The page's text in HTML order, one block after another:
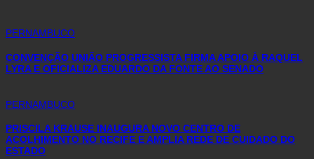
PERNAMBUCO
CONVENÇÃO UNIÃO PROGRESSISTA FIRMA APOIO À RAQUEL
LYRA E OFICIALIZA EDUARDO DA FONTE AO SENADO
PERNAMBUCO
PRISCILA KRAUSE INAUGURA NOVO CENTRO DE
ACOLHIMENTO NO RECIFE E AMPLIA REDE DE CUIDADO DO
ESTADO